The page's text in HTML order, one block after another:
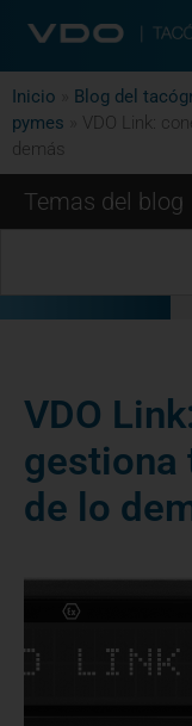
Inicio Blog del
pymes
VDO Link:
demás
Temas del blog
VDO
gestiona
de lo